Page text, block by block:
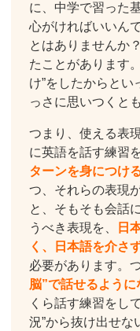
に、中学で習った
心がければいいん
とはありませんか
たことがあります
け”をしたからとい
っさに思いつくと
つまり、使える表
に英語を話す練習
ターンを身につけ
つ、それらの表現
と、そもそも会話
うべき表現を、
日
く、日本語を介さ
必要があります。
脳”で話せるように
くら話す練習をし
況”から抜け出せな